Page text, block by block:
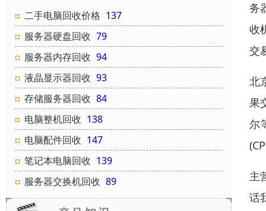
二手电脑回收价格 137
服务器硬盘回收 79
服务器内存回收 94
液晶显示器回收 93
存储服务器回收 84
电脑整机回收 138
电脑配件回收 147
笔记本电脑回收 139
服务器交换机回收 89
务
收
交
北
果
尔
主
话